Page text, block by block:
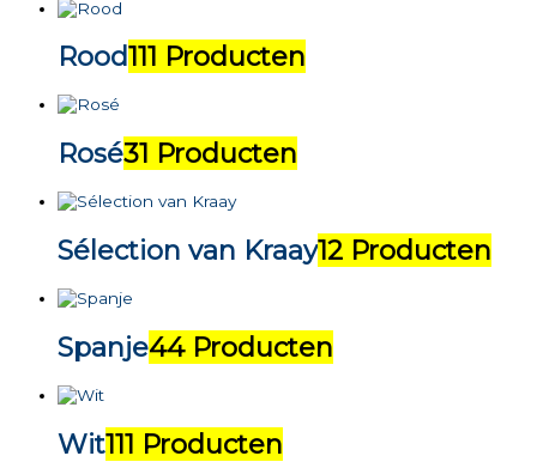
Rood111 Producten
Rosé31 Producten
Sélection van Kraay12 Producten
Spanje44 Producten
Wit111 Producten